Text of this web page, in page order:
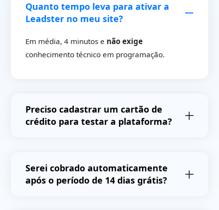
Quanto tempo leva para ativar a
Leadster no meu site?
Em média, 4 minutos e não exige
conhecimento técnico em programação.
Preciso cadastrar um cartão de
crédito para testar a plataforma?
cobranças automáticas após o final do período
de testes.
Serei cobrado automaticamente
após o período de 14 dias grátis?